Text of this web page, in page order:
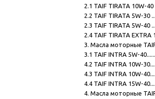
2.1 TAIF TIRATA 10W-40
2.2 TAIF TIRATA 5W-30
2.3 TAIF TIRATA 5W-40
2.4 TAIF TIRATA EXTRA
3. Масла моторные TAIF
3.1 TAIF INTRA 5W-
4.2 TAIF INTRA 10W-
4.3 TAIF INTRA 10W-
4.4 TAIF INTRA 15W-
4. Масла моторные